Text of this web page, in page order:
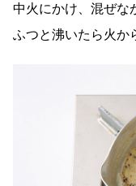
中火にかけ、混ぜな
ふつと沸いたら火か